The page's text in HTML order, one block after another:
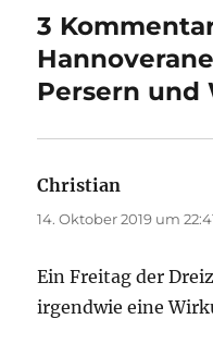
3
Persern und
Christian
14. Oktober 2019 um
Ein Freitag der
irgendwie eine